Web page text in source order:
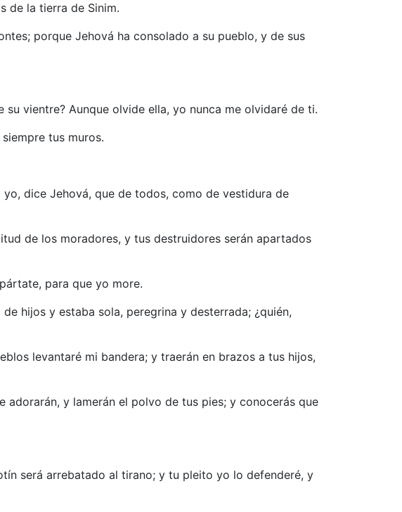
de la tierra de Sinim.
porque Jehová ha consolado a su pueblo, y de sus
vientre? Aunque olvide ella, yo nunca me olvidaré de ti.
tus muros.
dice Jehová, que de todos, como de vestidura de
de los moradores, y tus destruidores serán apartados
para que yo more.
hijos y estaba sola, peregrina y desterrada; ¿quién,
levantaré mi bandera; y traerán en brazos a tus hijos,
y lamerán el polvo de tus pies; y conocerás que
será arrebatado al tirano; y tu pleito yo lo defenderé, y